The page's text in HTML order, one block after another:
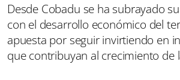
Desde Cobadu se ha subrayado
con el desarrollo económico del
apuesta por seguir invirtiendo en
que contribuyan al crecimiento de